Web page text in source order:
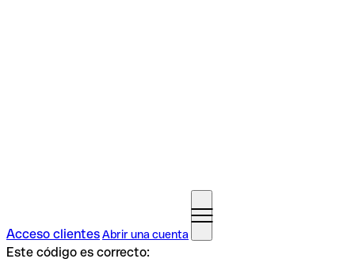
Acceso clientesAbrir una cuenta
Este código es correcto: